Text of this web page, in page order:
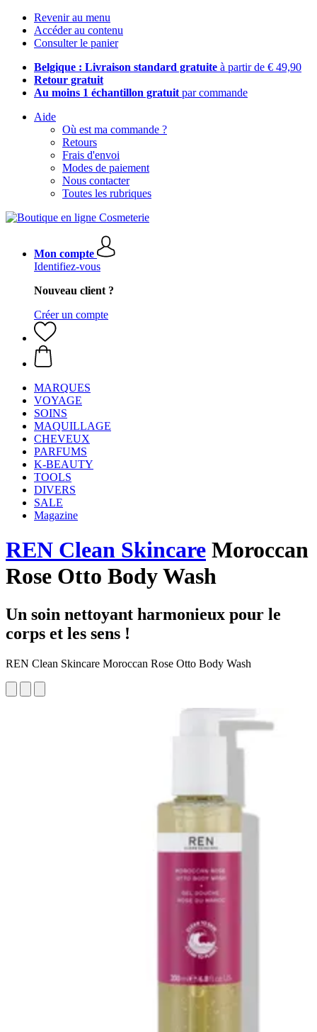
Revenir au menu
Accéder au contenu
Consulter le panier
Belgique : Livraison standard gratuite à partir de € 49,90
Retour gratuit
Au moins 1 échantillon gratuit par commande
Aide
Où est ma commande ?
Retours
Frais d'envoi
Modes de paiement
Nous contacter
Toutes les rubriques
Mon compte
Identifiez-vous
Nouveau client ?
Créer un compte
MARQUES
VOYAGE
SOINS
MAQUILLAGE
CHEVEUX
PARFUMS
K-BEAUTY
TOOLS
DIVERS
SALE
Magazine
REN Clean Skincare Moroccan
Rose Otto Body Wash
Un soin nettoyant harmonieux pour le
corps et les sens !
REN Clean Skincare Moroccan Rose Otto Body Wash